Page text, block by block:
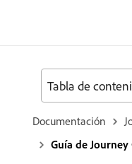
Documentación
Guía de
Tabla de